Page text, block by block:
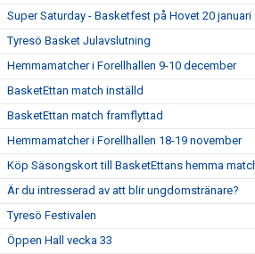
Super Saturday - Basketfest på Hovet 20 januari
Tyresö Basket Julavslutning
Hemmamatcher i Forellhallen 9-10 december
BasketEttan match inställd
BasketEttan match framflyttad
Hemmamatcher i Forellhallen 18-19 november
Köp Säsongskort till BasketEttans hemma
Är du intresserad av att blir ungdomstränare?
Tyresö Festivalen
Öppen Hall vecka 33